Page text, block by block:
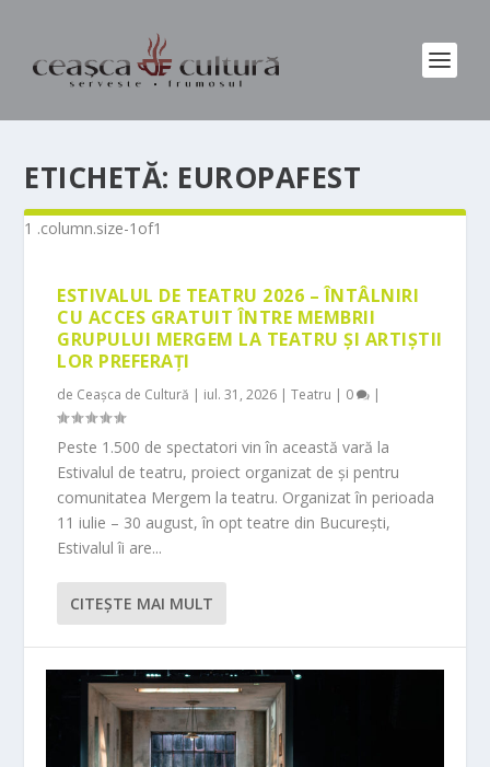
ETICHETĂ: EUROPAFEST
ESTIVALUL DE TEATRU 2026 – ÎNTÂLNIRI
CU ACCES GRATUIT ÎNTRE MEMBRII
GRUPULUI MERGEM LA TEATRU ȘI ARTIȘTII
LOR PREFERAȚI
de Ceașca de Cultură | iul. 31, 2026 |Teatru | 0 |
Peste 1.500 de spectatori vin în această vară la
Estivalul de teatru, proiect organizat de și pentru
comunitatea Mergem la teatru. Organizat în perioada
11 iulie – 30 august, în opt teatre din București,
Estivalul îi are...
CITEŞTE MAI MULT